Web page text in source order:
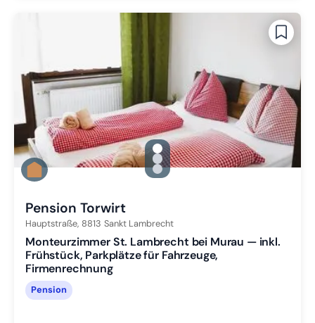
gallery.slide_selector
Zu Slide 1 wechseln
Zu Slide 2 wechseln
Zu Slide 3 wechseln
Pension Torwirt
Hauptstraße, 8813 Sankt Lambrecht
Monteurzimmer St. Lambrecht bei Murau — inkl.
Frühstück, Parkplätze für Fahrzeuge,
Firmenrechnung
Pension